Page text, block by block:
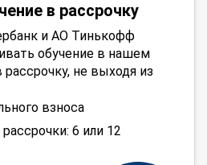
в рассрочку
и АО Тинькофф
обучение в нашем
не выходя из
взноса
6 или 12